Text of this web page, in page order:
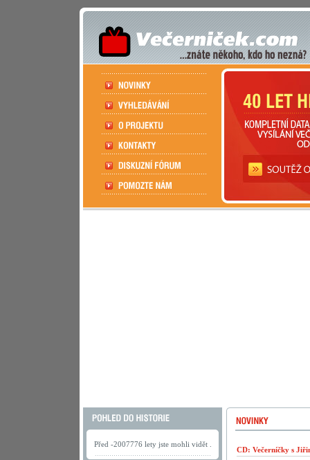
Před -2007776 lety jste mohli vidět .
CD: Večerníčky s